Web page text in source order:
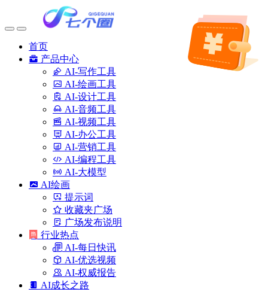
首页
产品中心
AI-写作工具
AI-绘画工具
AI-设计工具
AI-音频工具
AI-视频工具
AI-办公工具
AI-营销工具
AI-编程工具
AI-大模型
AI绘画
提示词
收藏夹广场
广场发布说明
行业热点
AI-每日快讯
AI-优选视频
AI-权威报告
AI成长之路